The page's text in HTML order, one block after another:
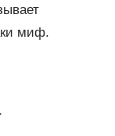
миф.